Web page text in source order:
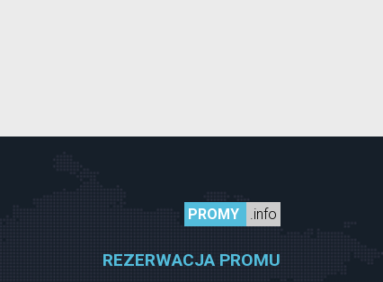
PROMY .info
REZERWACJA PROMU